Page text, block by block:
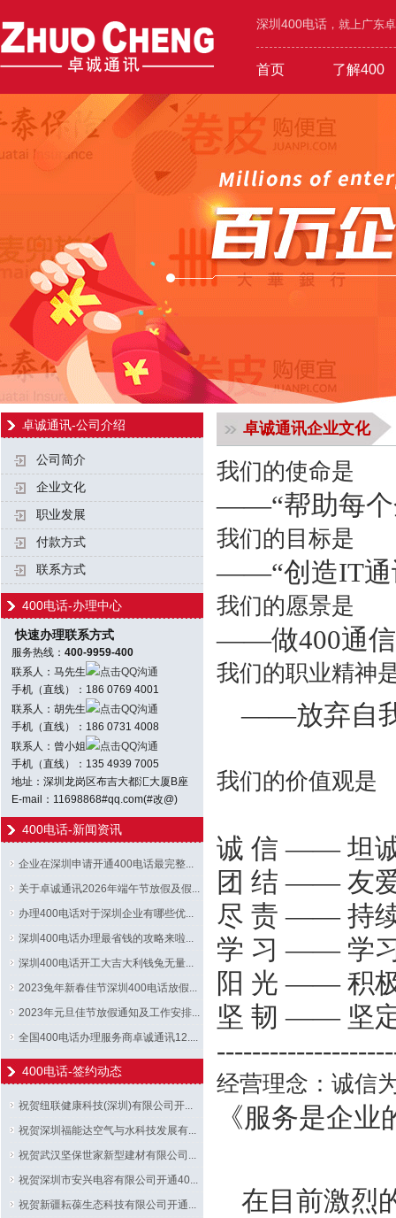
深圳400电话 ，就上广东
首页 了解400
400价值 400功能
600元年套餐
工业/环保/能源 机械/设备/五金
卓诚通讯-公司介绍
公司简介
企业文化
职业发展
付款方式
联系方式
400电话-办理中心
快速办理联系方式
服务热线： 400-9959-400
联系人：马先生
点击QQ沟通
手机（直线）：186 0769 4001
联系人：胡先生
点击QQ沟通
手机（直线）：186 0731 4008
联系人：曾小姐
点击QQ沟通
手机（直线）：135 4939 7005
地址：深圳龙岗区布吉大都汇大厦B座
E-mail：11698868#qq.com(#改@)
400电话-新闻资讯
企业在深圳申请开通400电话最完整...
关于卓诚通讯2026年端午节放假及假...
办理400电话对于深圳企业有哪些优...
深圳400电话办理最省钱的攻略来啦...
深圳400电话开工大吉大利钱兔无量...
2023兔年新春佳节深圳400电话放假...
2023年元旦佳节放假通知及工作安排...
全国400电话办理服务商卓诚通讯12....
400电话-签约动态
祝贺纽联健康科技(深圳)有限公司开...
祝贺深圳福能达空气与水科技发展有...
祝贺武汉坚保世家新型建材有限公司...
祝贺深圳市安兴电容有限公司开通40...
祝贺新疆耘葆生态科技有限公司开通...
卓诚通讯企业文化
我们的使命是
——“帮助每个
我们的目标是
——“创造IT通
我们的愿景是
——做400通信
我们的职业精神
——放弃自
我们的价值观是
诚 信 —— 坦
团 结 —— 友
尽 责 —— 持
学 习 —— 学
阳 光 —— 积
坚 韧 —— 坚
经营理念：诚信
《服务是企
在目前激烈